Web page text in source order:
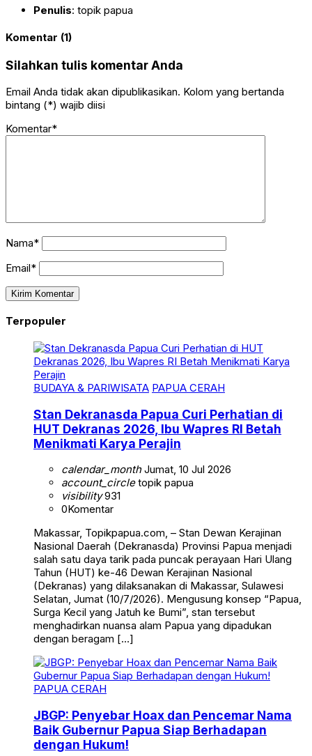
Penulis: topik papua
Komentar (1)
Silahkan tulis komentar Anda
Email Anda tidak akan dipublikasikan. Kolom yang bertanda
bintang (*) wajib diisi
Komentar*
Nama*
Email*
Terpopuler
BUDAYA & PARIWISATA PAPUA CERAH
Stan Dekranasda Papua Curi Perhatian di
HUT Dekranas 2026, Ibu Wapres RI Betah
Menikmati Karya Perajin
calendar_monthJumat, 10 Jul 2026
account_circletopik papua
visibility931
0Komentar
Makassar, Topikpapua.com, – Stan Dewan Kerajinan
Nasional Daerah (Dekranasda) Provinsi Papua menjadi
salah satu daya tarik pada puncak perayaan Hari Ulang
Tahun (HUT) ke-46 Dewan Kerajinan Nasional
(Dekranas) yang dilaksanakan di Makassar, Sulawesi
Selatan, Jumat (10/7/2026). Mengusung konsep “Papua,
Surga Kecil yang Jatuh ke Bumi”, stan tersebut
menghadirkan nuansa alam Papua yang dipadukan
dengan beragam […]
PAPUA CERAH
JBGP: Penyebar Hoax dan Pencemar Nama
Baik Gubernur Papua Siap Berhadapan
dengan Hukum!